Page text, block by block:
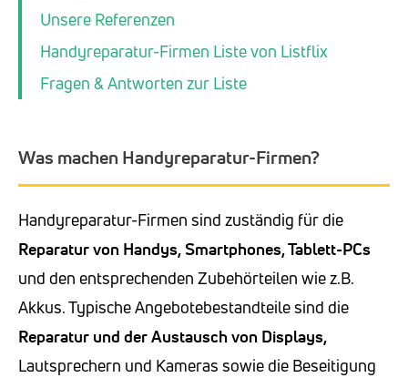
Unsere Referenzen
Handyreparatur-Firmen Liste von Listflix
Fragen & Antworten zur Liste
Was machen Handyreparatur-Firmen?
Handyreparatur-Firmen sind zuständig für die
Reparatur von Handys, Smartphones, Tablett-PCs
und den entsprechenden Zubehörteilen wie z.B.
Akkus. Typische Angebotebestandteile sind die
Reparatur und der Austausch von Displays,
Lautsprechern und Kameras sowie die Beseitigung